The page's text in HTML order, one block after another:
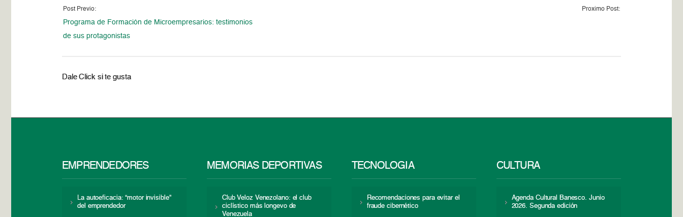
Post Previo:
Programa de Formación de Microempresarios: testimonios
de sus protagonistas
Proximo Post:
Dale Click si te gusta
EMPRENDEDORES
La autoeficacia: “motor invisible”
del emprendedor
MEMORIAS DEPORTIVAS
Club Veloz Venezolano: el club
ciclístico más longevo de
Venezuela
TECNOLOGÍA
Recomendaciones para evitar el
fraude cibernético
CULTURA
Agenda Cultural Banesco. Junio
2026. Segunda edición